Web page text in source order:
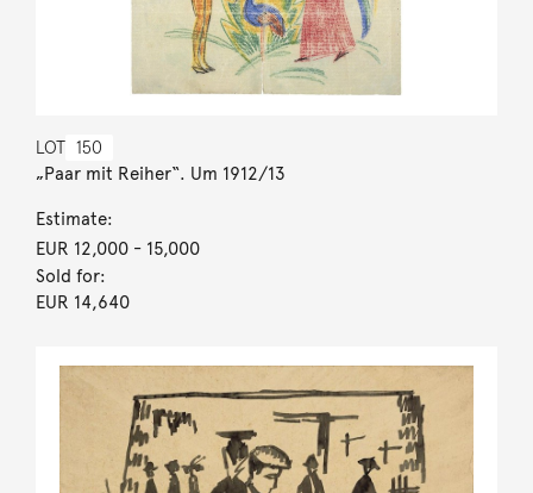
LOT 150
„Paar mit Reiher“. Um 1912/13
Estimate:
EUR 12,000- 15,000
Sold for:
EUR 14,640